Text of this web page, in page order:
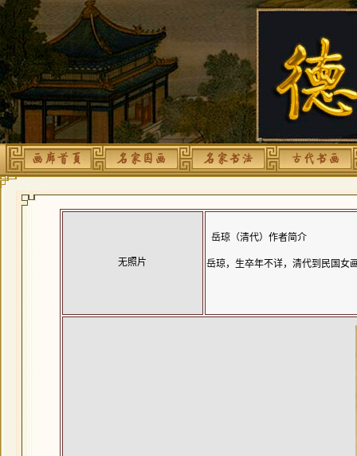
无照片
岳琼（清代）作者简介
岳琼，生卒年不详，清代到民国女